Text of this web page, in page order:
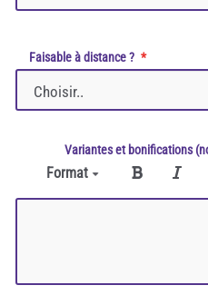
Faisable à distance ?
Variantes et bonifications
Format